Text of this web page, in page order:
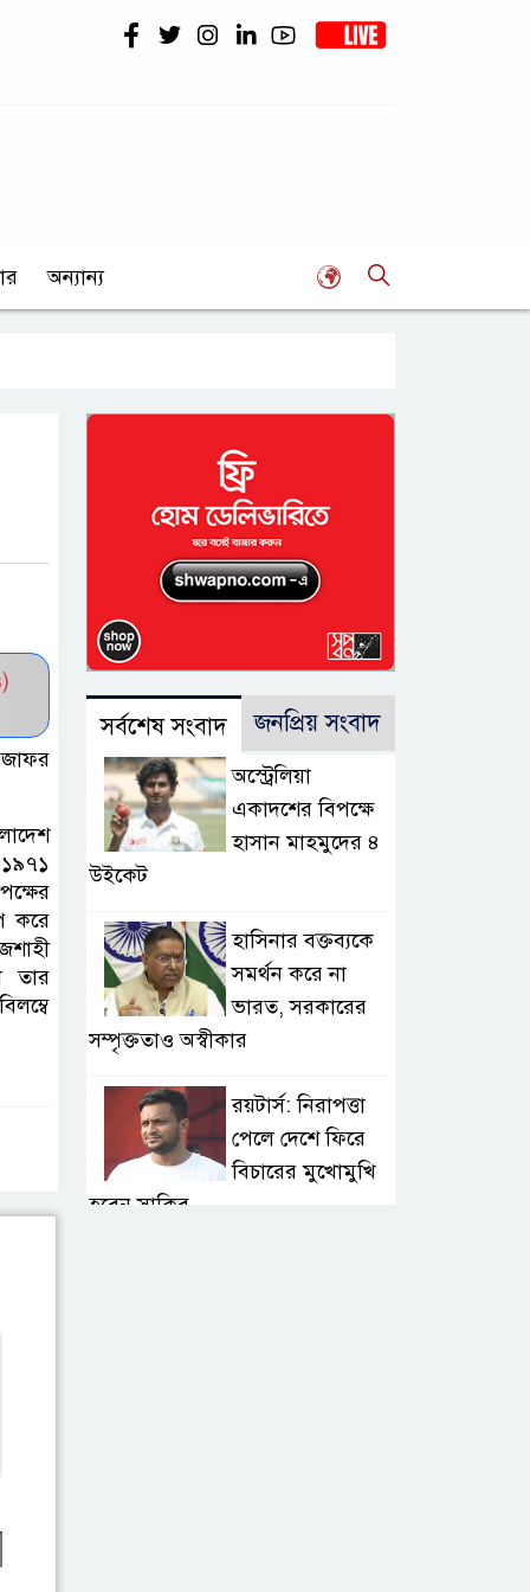
অন্যান্য
জাফর
করে
তার
সর্বশেষ সংবাদ জনপ্রিয় সংবাদ
অস্ট্রেলিয়া
একাদশের বিপক্ষে
হাসান মাহমুদের ৪
উইকেট
হাসিনার বক্তব্যকে
সমর্থন করে না
ভারত, সরকারের
সম্পৃক্ততাও অস্বীকার
রয়টার্স: নিরাপত্তা
পেলে দেশে ফিরে
বিচারের মুখোমুখি
হবেন সাকিব